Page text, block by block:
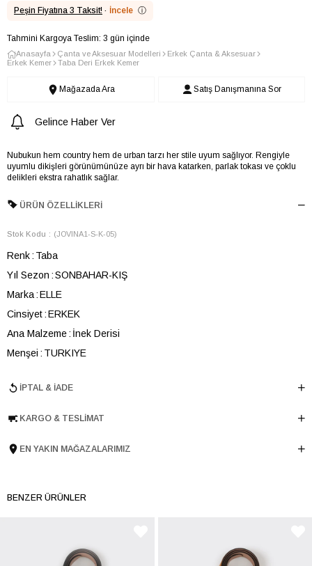
Peşin Fiyatına 3 Taksit! · İncele ⓘ
Tahmini Kargoya Teslim: 3 gün içinde
Anasayfa Çanta ve Aksesuar Modelleri
Erkek Çanta & Aksesuar
Erkek Kemer
Taba Deri Erkek Kemer
Mağazada Ara Satış Danışmanına Sor
Gelince Haber Ver
Nubukun hem country hem de urban tarzı her stile uyum sağlıyor. Rengiyle
uyumlu dikişleri görünümünüze ayrı bir hava katarken, parlak tokası ve çoklu
delikleri ekstra rahatlık sağlar.
ÜRÜN ÖZELLIKLERI
Stok Kodu (JOVINA1-S-K-05)
Renk Taba
Yıl Sezon SONBAHAR-KIŞ
Marka ELLE
Cinsiyet ERKEK
Ana Malzeme İnek Derisi
Menşei
TURKIYE
İPTAL & İADE
KARGO & TESLIMAT
EN YAKIN MAĞAZALARIMIZ
BENZER ÜRÜNLER